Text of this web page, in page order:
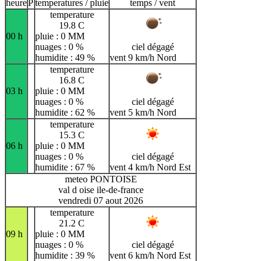
heurePtemperatures / pluie temps / vent
00 h
temperature
19.8 C
pluie : 0 MM
nuages : 0 %
humidite : 49 %
ciel dégagé
vent 9 km/h Nord
03 h
temperature
16.8 C
pluie : 0 MM
nuages : 0 %
humidite : 62 %
ciel dégagé
vent 5 km/h Nord
06 h
temperature
15.3 C
pluie : 0 MM
nuages : 0 %
humidite : 67 %
ciel dégagé
vent 4 km/h Nord Est
meteo PONTOISE
val d oise ile-de-france
vendredi 07 aout 2026
09 h
temperature
21.2 C
pluie : 0 MM
nuages : 0 %
humidite : 39 %
ciel dégagé
vent 6 km/h Nord Est